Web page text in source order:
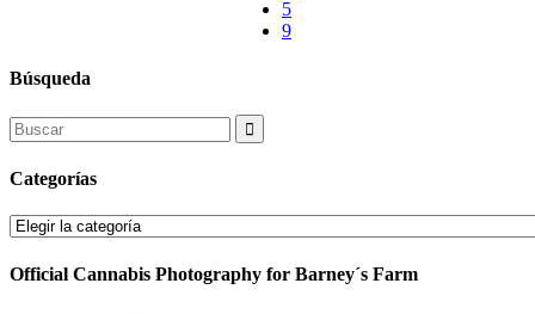
Búsqueda
Search
for:
Categorías
Categorías
Official Cannabis Photography for Barney´s Farm